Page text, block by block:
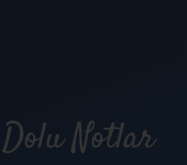
Notlar